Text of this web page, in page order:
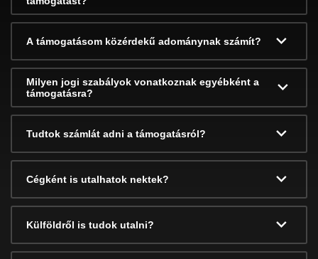
A támogatásom közérdekű adománynak számít?
Milyen jogi szabályok vonatkoznak egyébként a
támogatásra?
Tudtok számlát adni a támogatásról?
Cégként is utalhatok nektek?
Külföldről is tudok utalni?